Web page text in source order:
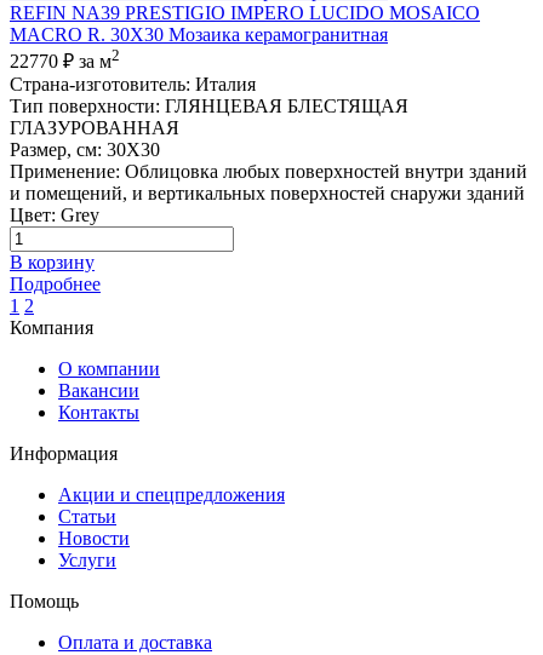
REFIN NA39 PRESTIGIO IMPERO LUCIDO MOSAICO
MACRO R. 30X30 Мозаика керамогранитная
22770 ₽ за м2
Страна-изготовитель: Италия
Тип поверхности: ГЛЯНЦЕВАЯ БЛЕСТЯЩАЯ
ГЛАЗУРОВАННАЯ
Размер, см: 30X30
Применение: Облицовка любых поверхностей внутри зданий
и помещений, и вертикальных поверхностей снаружи зданий
Цвет: Grey
В корзину
Подробнее
1 2
Компания
О компании
Вакансии
Контакты
Информация
Акции и спецпредложения
Статьи
Новости
Услуги
Помощь
Оплата и доставка